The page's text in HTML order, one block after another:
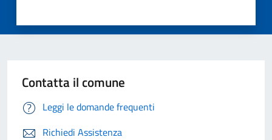
Contatta il comune
Leggi le domande frequenti
Richiedi Assistenza